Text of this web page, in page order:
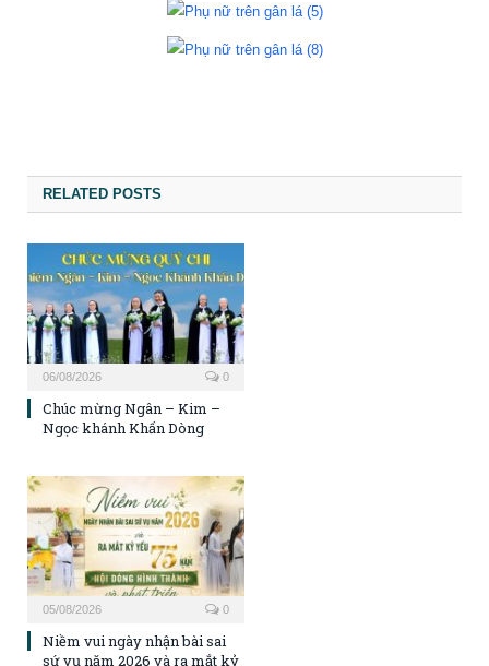
RELATED POSTS
06/08/2026 0
Chúc mừng Ngân – Kim –
Ngọc khánh Khấn Dòng
05/08/2026 0
Niềm vui ngày nhận bài sai
sứ vụ năm 2026 và ra mắt kỷ